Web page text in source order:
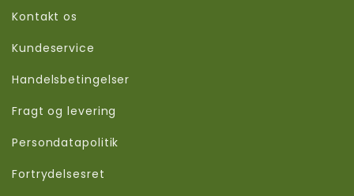
Kontakt os
Kundeservice
Handelsbetingelser
Fragt og levering
Persondatapolitik
Fortrydelsesret